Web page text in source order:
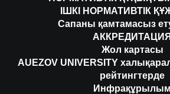
ІШКІ НОРМАТИВТІК
Сапаны қамтамасыз
АККРЕДИТАЦИЯ
Жол картасы
AUEZOV UNIVERSITY
рейтингтерде
Инфрақұрылым